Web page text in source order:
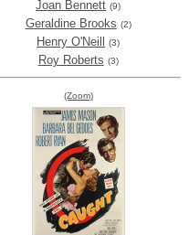
Joan Bennett (9)
Geraldine Brooks (2)
Henry O'Neill (3)
Roy Roberts (3)
(Zoom)